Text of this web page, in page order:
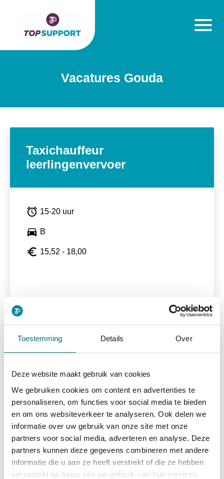
Toestemming Details Over
Deze website maakt gebruik van cookies
We gebruiken cookies om content en advertenties te
personaliseren, om functies voor social media te bieden
en om ons websiteverkeer te analyseren. Ook delen we
informatie over uw gebruik van onze site met onze
partners voor social media, adverteren en analyse. Deze
partners kunnen deze gegevens combineren met andere
informatie die u aan ze heeft verstrekt of die ze hebben
verzameld op basis van uw gebruik van hun services.
Vacatures Gouda
Taxichauffeur
leerlingenvervoer
alarm 15-20 uur
directions_car B
euro_symbol 15,52 - 18,00
alarm 15-40 uur
directions_car Rijbewijs B